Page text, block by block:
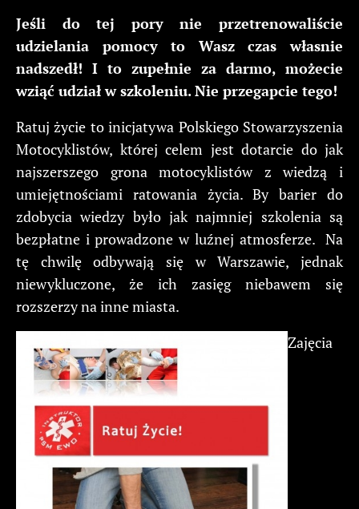
Jeśli do tej pory nie przetrenowaliście
udzielania pomocy to Wasz czas własnie
nadszedł! I to zupełnie za darmo, możecie
wziąć udział w szkoleniu. Nie przegapcie tego!
Ratuj życie to inicjatywa Polskiego Stowarzyszenia
Motocyklistów, której celem jest dotarcie do jak
najszerszego grona motocyklistów z wiedzą i
umiejętnościami ratowania życia. By barier do
zdobycia wiedzy było jak najmniej szkolenia są
bezpłatne i prowadzone w luźnej atmosferze. Na
tę chwilę odbywają się w Warszawie, jednak
niewykluczone, że ich zasięg niebawem się
rozszerzy na inne miasta.
Zajęcia